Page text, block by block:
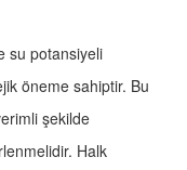
su potansiyeli
öneme sahiptir. Bu
şekilde
Halk